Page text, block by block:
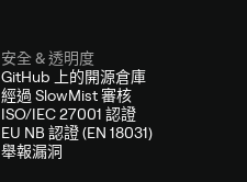
安全 & 透明度
GitHub 上的開源倉庫
經過 SlowMist 審核
ISO/IEC 27001 認證
EU NB 認證 (EN 18031)
舉報漏洞